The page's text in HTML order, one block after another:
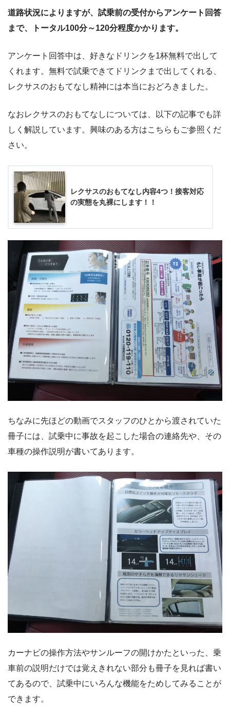
道路状況によりますが、試乗前の受付からアンケート回答
まで、トータル100分～120分程度かかります。
アンケート回答中は、好きなドリンクを1杯無料で出して
くれます。無料で試乗できてドリンクまで出してくれる、
レクサスのおもてなし精神には本当におどろきました。
なおレクサスのおもてなしについては、以下の記事でも詳
しく解説しています。興味のある方はこちらもご参照くだ
さい。
レクサスのおもてなし内容4つ！接客対応
の実態を丸裸にします！！
ちなみに先ほどの動画でスタッフのひとから渡されていた
冊子には、試乗中に事故を起こした場合の連絡先や、その
車種の操作説明が書いてあります。
カーナビの操作方法やサンルーフの開けかたといった、乗
車前の説明だけでは覚えきれない部分も冊子を見れば書い
てあるので、試乗中にいろんな機能をためしてみることが
できます。